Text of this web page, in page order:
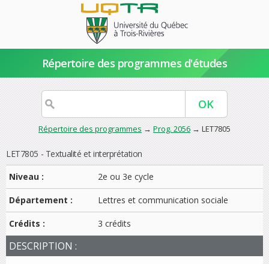
Répertoire des programmes d'études
Répertoire des programmes → Prog. 2056 → LET7805
LET7805 - Textualité et interprétation
Niveau :
2e ou 3e cycle
Département : Lettres et communication sociale
Crédits : 3 crédits
DESCRIPTION :